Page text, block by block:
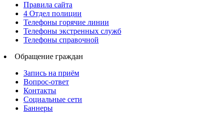
Правила сайта
4 Отдел полиции
Телефоны горячие линии
Телефоны экстренных служб
Телефоны справочной
Обращение граждан
Запись на приём
Вопрос-ответ
Контакты
Социальные сети
Баннеры